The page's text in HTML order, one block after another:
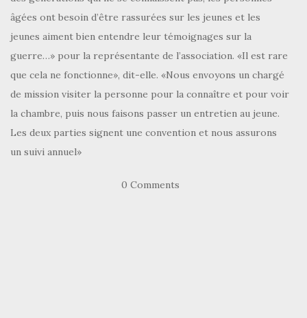
âgées ont besoin d’être rassurées sur les jeunes et les
jeunes aiment bien entendre leur témoignages sur la
guerre…» pour la représentante de l’association. «Il est rare
que cela ne fonctionne», dit-elle. «Nous envoyons un chargé
de mission visiter la personne pour la connaître et pour voir
la chambre, puis nous faisons passer un entretien au jeune.
Les deux parties signent une convention et nous assurons
un suivi annuel»
0 Comments